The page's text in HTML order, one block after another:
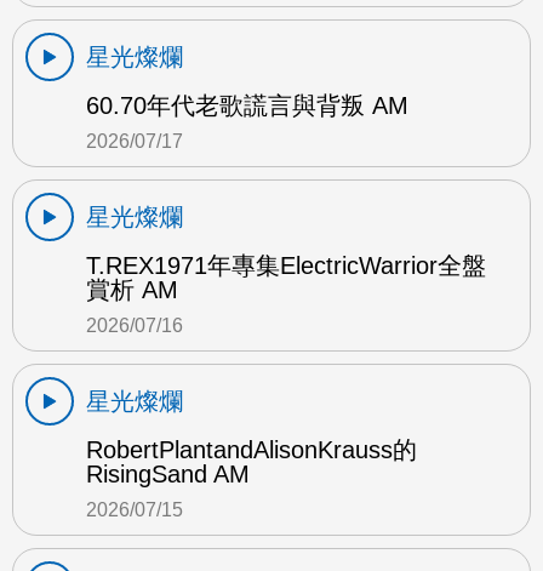
星光燦爛
60.70年代老歌謊言與背叛 AM
2026/07/17
星光燦爛
T.REX1971年專集ElectricWarrior全盤
賞析 AM
2026/07/16
星光燦爛
RobertPlantandAlisonKrauss的
RisingSand AM
2026/07/15